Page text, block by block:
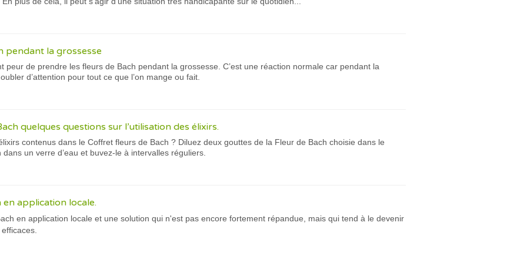
pendant la grossesse
peur de prendre les fleurs de Bach pendant la grossesse. C’est une réaction normale car pendant la
d’attention pour tout ce que l’on mange ou fait.
quelques questions sur l’utilisation des élixirs.
contenus dans le Coffret fleurs de Bach ? Diluez deux gouttes de la Fleur de Bach choisie dans le
un verre d’eau et buvez-le à intervalles réguliers.
en application locale.
en application locale et une solution qui n'est pas encore fortement répandue, mais qui tend à le devenir